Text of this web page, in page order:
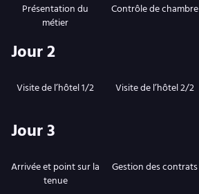
Présentation du
métier
Contrôle de chambre
Jour 2
Visite de l’hôtel 1/2 Visite de l’hôtel 2/2
Jour 3
Arrivée et point sur la
tenue
Gestion des contrats